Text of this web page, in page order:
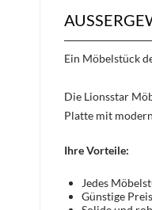
Ein Möbelstück
Die Lionsstar
Platte mit
Ihre Vorteile:
Jedes
Günstige